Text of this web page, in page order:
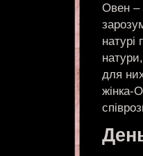
Овен –
натурі
для
жінка-